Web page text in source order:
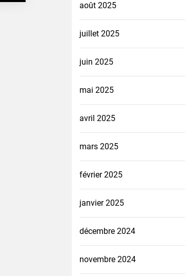
août 2025
juillet 2025
juin 2025
mai 2025
avril 2025
mars 2025
février 2025
janvier 2025
décembre 2024
novembre 2024